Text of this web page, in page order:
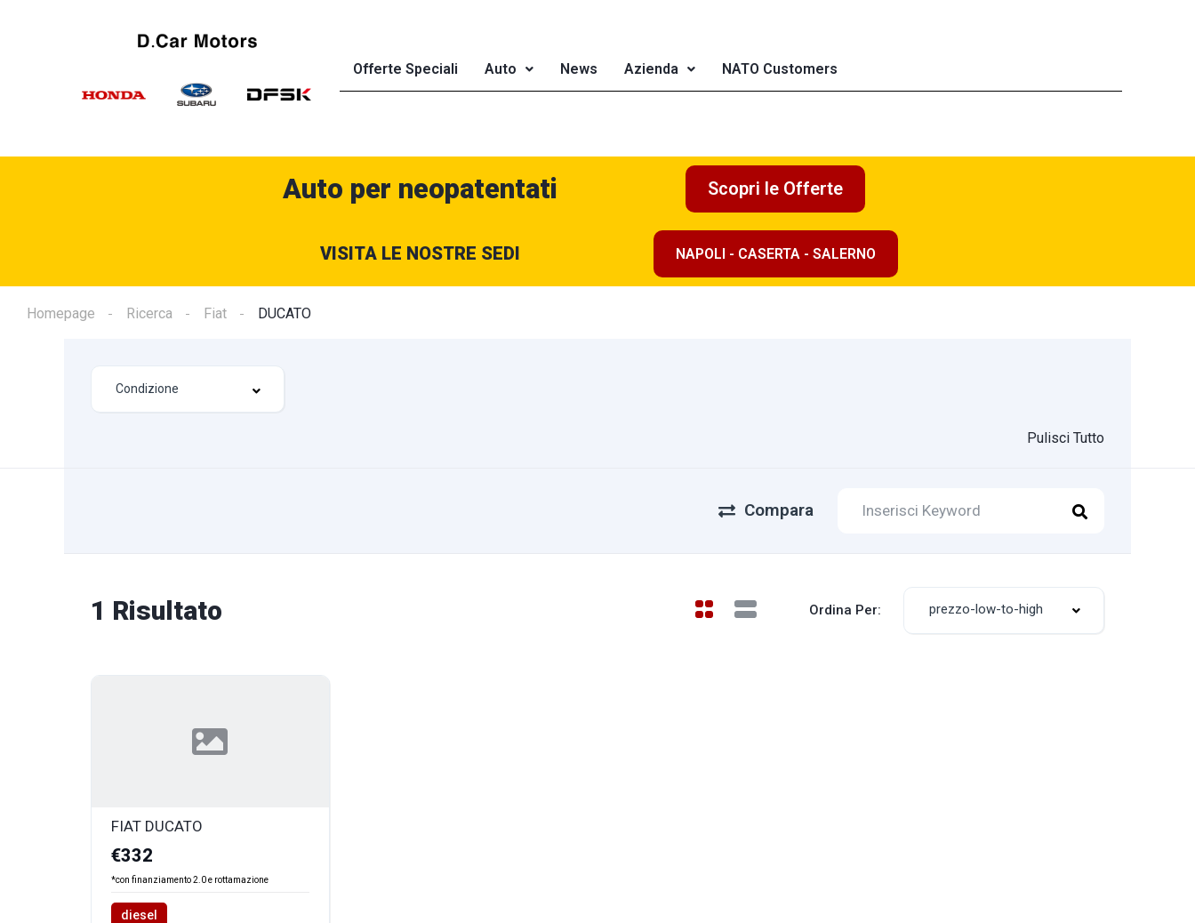
Offerte Speciali Auto News Azienda NATO Customers
Auto per neopatentati Scopri le Offerte
VISITA LE NOSTRE SEDI NAPOLI - CASERTA - SALERNO
Homepage Ricerca Fiat DUCATO
Pulisci Tutto
Compara
1 Risultato Ordina Per: prezzo-low-to-high
FIAT DUCATO
€332
*con finanziamento 2.0 e rottamazione
diesel